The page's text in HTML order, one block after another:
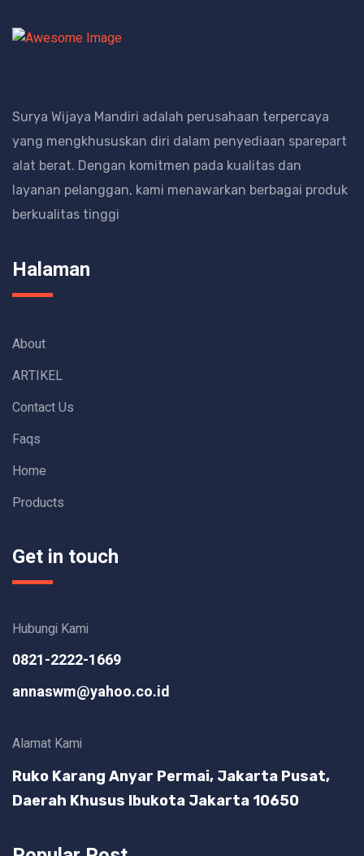
Surya Wijaya Mandiri adalah perusahaan terpercaya
yang mengkhususkan diri dalam penyediaan sparepart
alat berat. Dengan komitmen pada kualitas dan
layanan pelanggan, kami menawarkan berbagai produk
berkualitas tinggi
Halaman
About
ARTIKEL
Contact Us
Faqs
Home
Products
Get in touch
Hubungi Kami
0821-2222-1669
annaswm@yahoo.co.id
Alamat Kami
Ruko Karang Anyar Permai, Jakarta Pusat,
Daerah Khusus Ibukota Jakarta 10650